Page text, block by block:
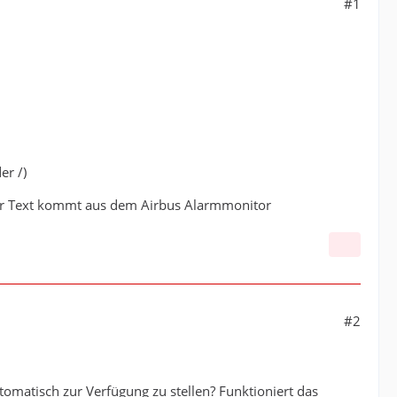
#1
/)
Text kommt aus dem Airbus Alarmmonitor
#2
zur Verfügung zu stellen? Funktioniert das